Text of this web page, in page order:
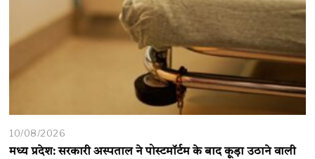
10/08/2026
मध्य प्रदेश: सरकारी अस्पताल ने पोस्टमॉर्टम के बाद कूड़ा उठाने वाली